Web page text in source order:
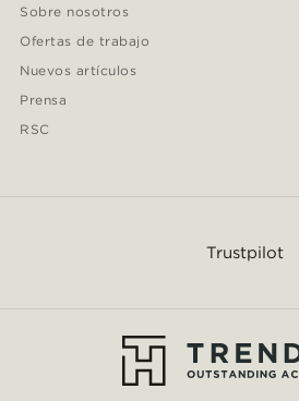
Sobre nosotros
Ofertas de trabajo
Nuevos artículos
Prensa
RSC
Trustpilot